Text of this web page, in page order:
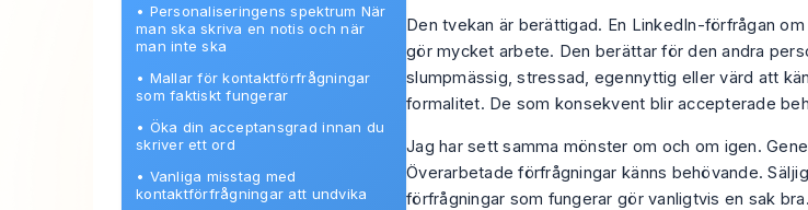
• Personaliseringens spektrum När
man ska skriva en notis och när
man inte ska
• Mallar för kontaktförfrågningar
som faktiskt fungerar
• Öka din acceptansgrad innan du
skriver ett ord
• Vanliga misstag med
kontaktförfrågningar att undvika
Den tvekan är berättigad. En LinkedIn-förfrågan
gör mycket arbete. Den berättar för den andra
slumpmässig, stressad, egennyttig eller värd att
formalitet. De som konsekvent blir accepterade
Jag har sett samma mönster om och om igen.
Överarbetade förfrågningar känns behövande.
förfrågningar som fungerar gör vanligtvis en sak